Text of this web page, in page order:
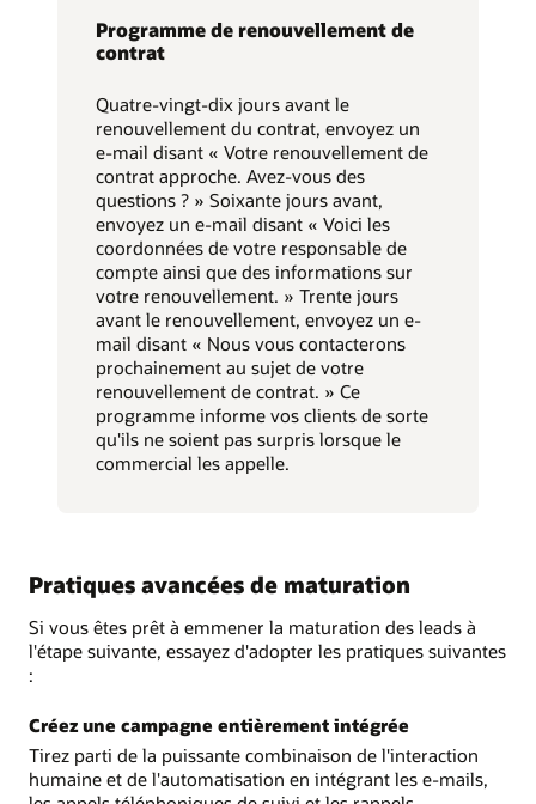
Programme de renouvellement de
contrat
Quatre-vingt-dix jours avant le
renouvellement du contrat, envoyez un
e-mail disant « Votre renouvellement de
contrat approche. Avez-vous des
questions ? » Soixante jours avant,
envoyez un e-mail disant « Voici les
coordonnées de votre responsable de
compte ainsi que des informations sur
votre renouvellement. » Trente jours
avant le renouvellement, envoyez un e-
mail disant « Nous vous contacterons
prochainement au sujet de votre
renouvellement de contrat. » Ce
programme informe vos clients de sorte
qu'ils ne soient pas surpris lorsque le
commercial les appelle.
Pratiques avancées de maturation
Si vous êtes prêt à emmener la maturation des leads à
l'étape suivante, essayez d'adopter les pratiques suivantes
:
Créez une campagne entièrement intégrée
Tirez parti de la puissante combinaison de l'interaction
humaine et de l'automatisation en intégrant les e-mails,